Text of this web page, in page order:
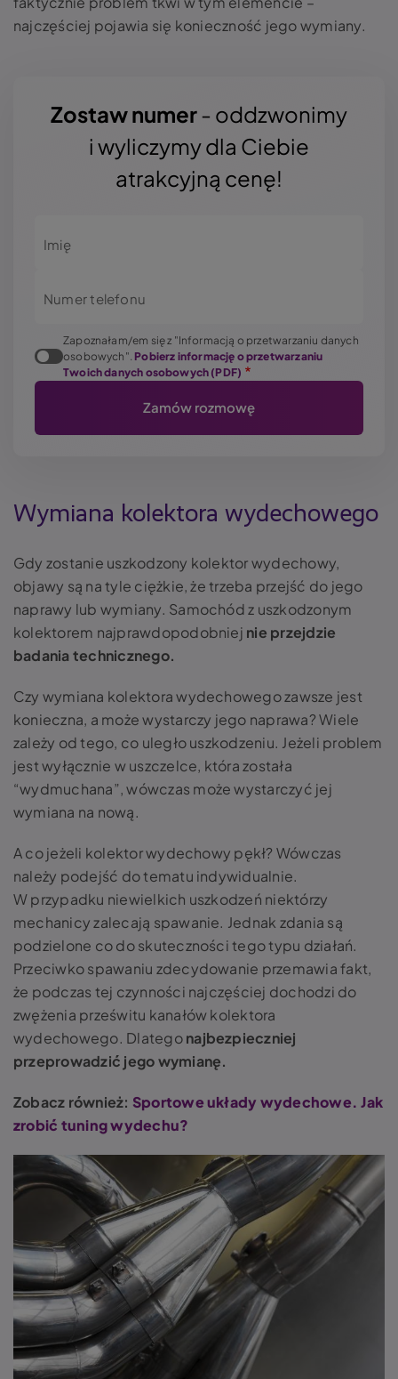
najczęściej pojawia się konieczność jego wymiany.
Zostaw numer- oddzwonimy
i wyliczymy dla Ciebie
atrakcyjną cenę!
Imię
Numer telefonu
Zapoznałam/em się z "Informacją o przetwarzaniu danych
osobowych". Pobierz informację o przetwarzaniu
Twoich danych osobowych (PDF)
Wymiana kolektora wydechowego
Gdy zostanie uszkodzony kolektor wydechowy,
objawy są na tyle ciężkie, że trzeba przejść do jego
naprawy lub wymiany. Samochód z uszkodzonym
kolektorem najprawdopodobniej nie przejdzie
badania technicznego.
Czy wymiana kolektora wydechowegozawsze jest
konieczna, a może wystarczy jego naprawa? Wiele
zależy od tego, co uległo uszkodzeniu. Jeżeli problem
jest wyłącznie w uszczelce, która została
“wydmuchana”, wówczas może wystarczyć jej
wymiana na nową.
A co jeżeli kolektor wydechowy pękł? Wówczas
należy podejść do tematu indywidualnie.
W przypadku niewielkich uszkodzeń niektórzy
mechanicy zalecają spawanie. Jednak zdania są
podzielone co do skuteczności tego typu działań.
Przeciwko spawaniu zdecydowanie przemawia fakt,
że podczas tej czynności najczęściej dochodzi do
zwężenia prześwitu kanałów kolektora
wydechowego. Dlategonajbezpieczniej
przeprowadzić jego wymianę.
Zobacz również: Sportowe układy wydechowe. Jak
zrobić tuning wydechu?